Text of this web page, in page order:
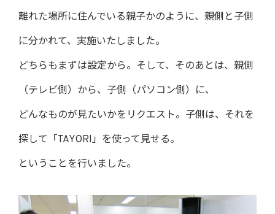
離れた場所に住んでいる親子かのように、親側と子側
に分かれて、実施いたしました。
どちらもまずは設定から。そして、そのあとは、親側
（テレビ側）から、子側（パソコン側）に、
どんなものが見たいかをリクエスト。子側は、それを
探して「TAYORI」を使って見せる。
ということを行いました。